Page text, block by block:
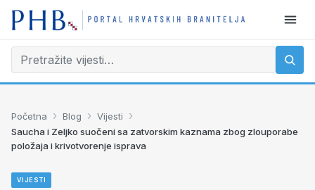
Početna › Blog › Vijesti ›
Saucha i Zeljko suočeni sa zatvorskim kaznama zbog zlouporabe
položaja i krivotvorenje isprava
VIJESTI